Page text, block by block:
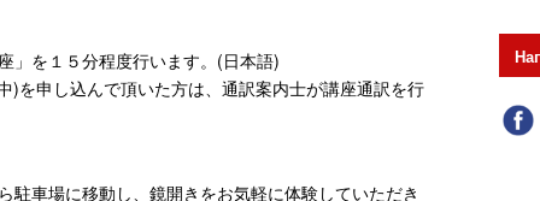
」を１５分程度行います。(日本語)
)を申し込んで頂いた方は、通訳案内士が講座通訳を行
駐車場に移動し、鏡開きをお気軽に体験していただき